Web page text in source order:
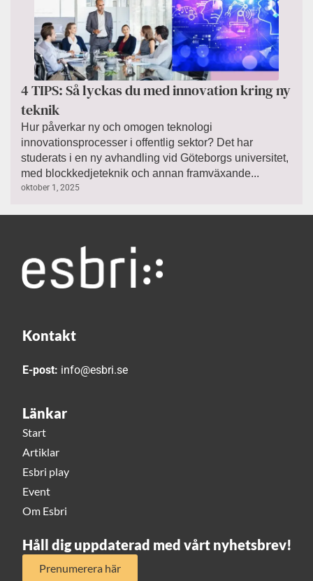
4 TIPS: Så lyckas du med innovation kring ny
teknik
Hur påverkar ny och omogen teknologi
innovationsprocesser i offentlig sektor? Det har
studerats i en ny avhandling vid Göteborgs universitet,
med blockkedjeteknik och annan framväxande...
oktober 1, 2025
Kontakt
E-post: info@esbri.se
Länkar
Start
Artiklar
Esbri play
Event
Om Esbri
Håll dig uppdaterad med vårt nyhetsbrev!
Prenumerera här